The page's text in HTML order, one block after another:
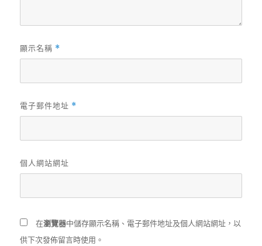
顯示名稱 *
電子郵件地址 *
個人網站網址
在瀏覽器中儲存顯示名稱、電子郵件地址及個人網站網址，以
供下次發佈留言時使用。